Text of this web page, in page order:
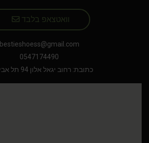
וואטצאפ בלבד
bestieshoess@gmail.com
0547174490
כתובת: רחוב יגאל אלון 94 תל אביב יפו